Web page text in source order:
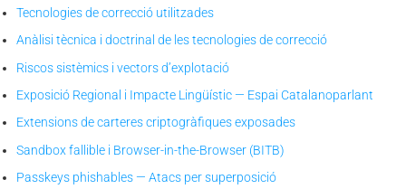
Tecnologies de correcció utilitzades
Anàlisi tècnica i doctrinal de les tecnologies de correcció
Riscos sistèmics i vectors d’explotació
Exposició Regional i Impacte Lingüístic — Espai Catalanoparlant
Extensions de carteres criptogràfiques exposades
Sandbox fallible i Browser-in-the-Browser (BITB)
Passkeys phishables — Atacs per superposició